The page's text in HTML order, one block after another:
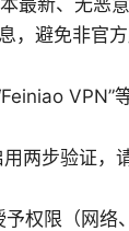
，避免非官方
VPN”等
两步验证，
权限（网络